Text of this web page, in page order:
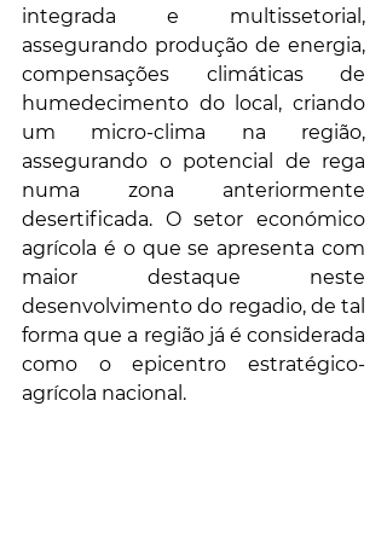
integrada e multissetorial,
assegurando produção de energia,
compensações climáticas de
humedecimento do local, criando
um micro-clima na região,
assegurando o potencial de rega
numa zona anteriormente
desertificada. O setor económico
agrícola é o que se apresenta com
maior destaque neste
desenvolvimento do regadio, de tal
forma que a região já é considerada
como o epicentro estratégico-
agrícola nacional.